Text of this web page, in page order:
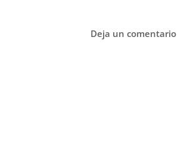
Deja un comentario